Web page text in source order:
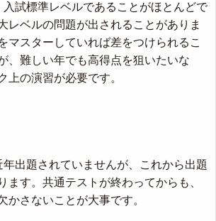
試標準レベルであることがほとんどで
レベルの問題が出されることがありま
マスターしていれば差をつけられるこ
、難しい年でも高得点を狙いたいな
上の演習が必要です。
出題されていませんが、これから出題
ます。共通テストが終わってからも、
かさないことが大事です。